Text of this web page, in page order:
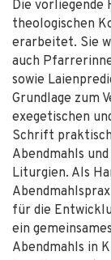
Die vorliegende
theologischen
erarbeitet. Sie
auch
sowie
Grundlage zum
exegetischen
Schrift
Abendmahls
Liturgien. Als
für die
ein
Abendmahls in